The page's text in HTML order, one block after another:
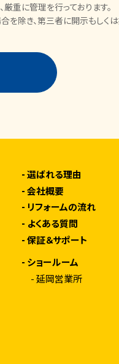
重に管理を行っております。
除き、第三者に開示もしく
-選ばれる理由
-会社概要
- リフォームの流れ
- よくある質問
-保証＆サポート
- ショールーム
-延岡営業所